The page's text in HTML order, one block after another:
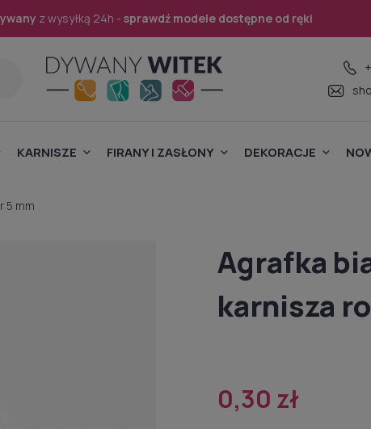
z wysyłką 24h - sprawdź modele dostępne od ręki
KARNISZE FIRANY I ZASŁONY DEKORACJE
5 mm
Agrafka
karnisza
0,30 zł